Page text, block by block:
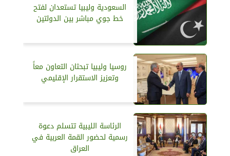
السعودية وليبيا تستعدان لفتح
خط جوي مباشر بين الدولتين
روسيا وليبيا تبحثان التعاون معاً
وتعزيز الاستقرار الإقليمي
الرئاسة الليبية تتسلم دعوة
رسمية لحضور القمة العربية في
العراق